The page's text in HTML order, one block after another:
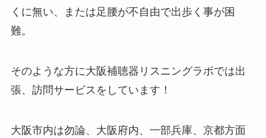
くに無い、または足腰が不自由で出歩く事が困
難。
そのような方に大阪補聴器リスニングラボでは出
張、訪問サービスをしています！
大阪市内は勿論、大阪府内、一部兵庫、京都方面